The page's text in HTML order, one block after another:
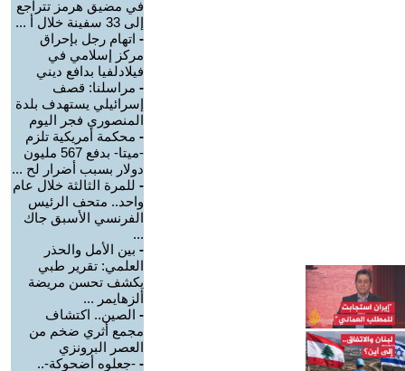
في مضيق هرمز تتراجع
إلى 33 سفينة خلال أ ...
- اتهام رجل بإحراق
مركز إسلامي في
فيلادلفيا بدافع ديني
- مراسلنا: قصف
إسرائيلي يستهدف بلدة
المنصوري فجر اليوم
- محكمة أمريكية تلزم
-ميتا- بدفع 567 مليون
دولار بسبب أضرار لح ...
- للمرة الثالثة خلال عام
واحد.. متحف الرئيس
الفرنسي الأسبق جاك
...
- بين الأمل والحذر
العلمي: تقرير طبي
يكشف تحسن مريضة
ألزهايمر ...
- الصين.. اكتشاف
مجمع أثري ضخم من
العصر البرونزي
- -جعلوه أضحوكة-..